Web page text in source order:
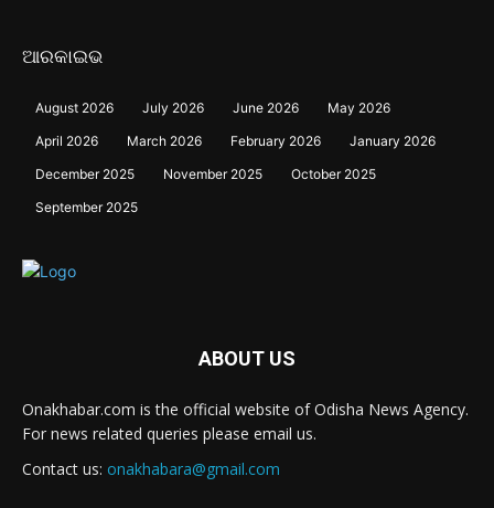
ଆରକାଇଭ
August 2026 July 2026 June 2026
May 2026
April 2026
March 2026 February 2026
January 2026
December 2025
November 2025
October 2025
September 2025
ABOUT US
Onakhabar.com is the official website of Odisha News Agency.
For news related queries please email us.
Contact us: onakhabara@gmail.com